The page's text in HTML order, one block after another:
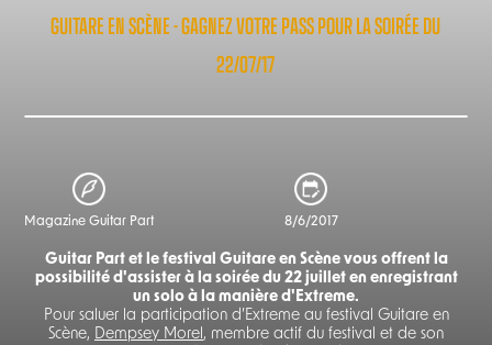
GUITARE EN SCÈNE - GAGNEZ VOTRE PASS POUR LA SOIRÉE DU
22/07/17
Magazine Guitar Part 8/6/2017
Guitar Part et le festival Guitare en Scène vous offrent la
possibilité d'assister à la soirée du 22 juillet en enregistrant
un solo à la manière d'Extreme.
Pour saluer la participation d’Extreme au festival Guitare en
Scène, Dempsey Morel , membre actif du festival et de son